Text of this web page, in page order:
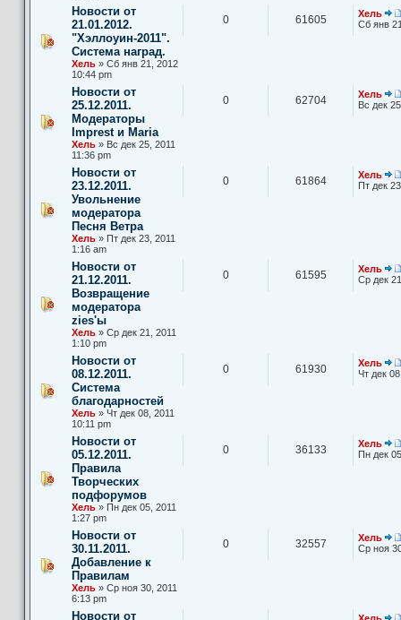
Новости от
21.01.2012.
"Хэллоуин-2011".
Система наград.
Хель » Сб янв 21, 2012
10:44 pm
0 61605
Хель
Сб янв
Новости от
25.12.2011.
Модераторы
Imprest и Maria
Хель » Вс дек 25, 2011
11:36 pm
0 62704
Хель
Вс дек
Новости от
23.12.2011.
Увольнение
модератора
Песня Ветра
Хель » Пт дек 23, 2011
1:16 am
0 61864
Хель
Пт дек
Новости от
21.12.2011.
Возвращение
модератора
zies'ы
Хель » Ср дек 21, 2011
1:10 pm
0 61595
Хель
Ср дек
Новости от
08.12.2011.
Система
благодарностей
Хель » Чт дек 08, 2011
10:11 pm
0 61930
Хель
Чт дек
Новости от
05.12.2011.
Правила
Творческих
подфорумов
Хель » Пн дек 05, 2011
1:27 pm
0 36133
Хель
Пн дек
Новости от
30.11.2011.
Добавление к
Правилам
Хель » Ср ноя 30, 2011
6:13 pm
0 32557
Хель
Ср ноя
Новости от Хель